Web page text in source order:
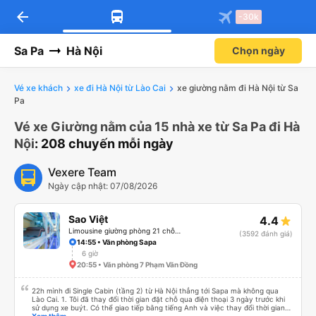
arrow_back -30k
Sa Pa Hà Nội Chọn ngày
Vé xe khách xe đi Hà Nội từ Lào Cai
xe giường nằm đi Hà Nội từ Sa
Pa
Vé xe Giường nằm của 15 nhà xe từ Sa Pa đi Hà
Nội: 208 chuyến mỗi ngày
Vexere Team
Ngày cập nhật: 07/08/2026
Sao Việt
Limousine giường phòng 21 chỗ (WC)
4.4
(3592 đánh giá)
14:55 • Văn phòng Sapa
6 giờ
20:55 • Văn phòng 7 Phạm Văn Đồng
22h mình đi Single Cabin (tầng 2) từ Hà Nội thẳng tới Sapa mà không qua
Lào Cai. 1. Tôi đã thay đổi thời gian đặt chỗ qua điện thoại 3 ngày trước khi
sử dụng xe buýt. Có thể giao tiếp bằng tiếng Anh và việc thay đổi thời gian